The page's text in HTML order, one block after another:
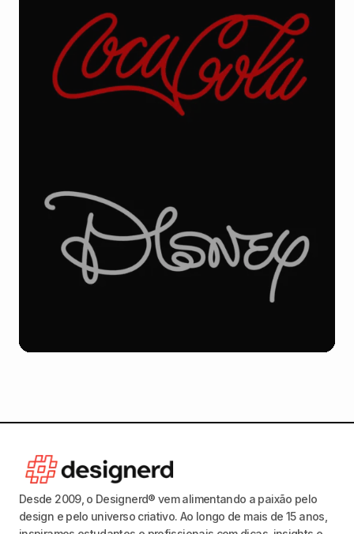
Desde 2009, o Designerd® vem alimentando a paixão pelo
design e pelo universo criativo. Ao longo de mais de 15 anos,